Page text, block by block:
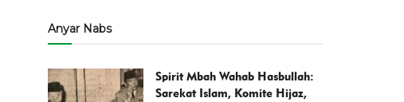
Anyar Nabs
Spirit Mbah Wahab Hasbullah:
Sarekat Islam, Komite Hijaz,